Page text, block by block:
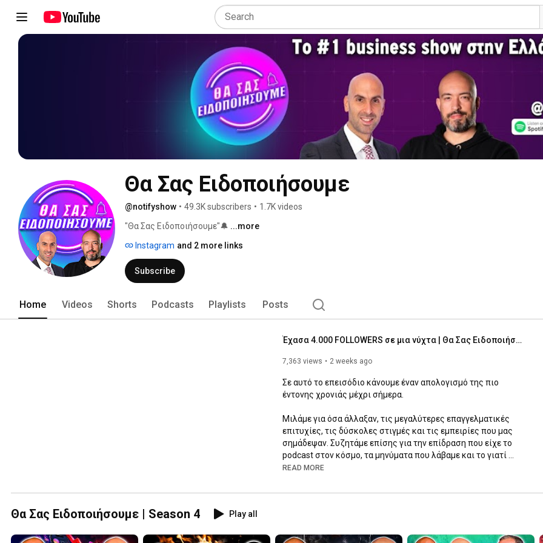
Θα Σας Ειδοποιήσουμε
@notifyshow • 49.3K subscribers • 1.7K videos
"Θα Σας Ειδοποιήσουμε"🔔 ...more
Instagram and 2 more links
Subscribe
Home Videos Shorts Podcasts Playlists Posts
Έχασα 4.000 FOLLOWERS σε μια νύχτα | Θα Σας Ειδοποιήσουμε 🔔
7,363 views 2 weeks ago
Σε αυτό το επεισόδιο κάνουμε έναν απολογισμό της πιο
έντονης χρονιάς μέχρι σήμερα.
Μιλάμε για όσα άλλαξαν, τις μεγαλύτερες επαγγελματικές
επιτυχίες, τις δύσκολες στιγμές και τις εμπειρίες που μας
σημάδεψαν. Συζητάμε επίσης για την επίδραση που είχε το
podcast στον κόσμο, τα μηνύματα που λάβαμε και το γιατί
αποφασίσαμε εξαρχής να δημιουργήσουμε αυτή την εκπομπή.
Κοιτάμε πίσω στις καλύτερες και τις πιο αρνητικές στιγμές
Ένα επεισόδιο πιο προσωπικό, ειλικρινές και χωρίς φίλτρα,
READ MORE
Θα Σας Ειδοποιήσουμε | Season 4 Play all